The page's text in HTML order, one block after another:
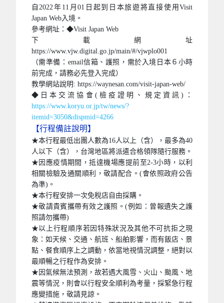
自2022年11月01日起到日本旅遊將直接使用Visit
Japan Web入境。
參考網址：◆Visit Japan Web
下載網址
https://www.vjw.digital.go.jp/main/#/vjwplo001
（需準備：email信箱、護照，需於入境日本６小時
前完成，請務必先登入完成）
教學網站說明: https://waynesan.com/visit-japan-web/
◆日本交流協會(檢疫證明、規定資訊)：
https://www.koryu.or.jp/tw/news/?
itemid=3050&dispmid=4266
【行程備註說明】
★本行程最低出團人數為16人以上（含），最多為40
人以下（含），台灣地區將派遣合格領隊隨行服務。
★因應疫情期間，抵達機場應提前至2-3小時，以利
相關檢驗及通關順利，敬請配合。(會依照政府公告
為準)。
★本行程安排一次免稅店自由採購。
★敬請貴賓攜帶有效之護照。(例如：曾報遺失之護
照請勿攜帶)
★以上行程順序若因特殊狀況及其他不可抗拒之現
象：如天候、交通、航班、船舶影響，而有飯店、景
點、餐食順序上之調動，依當地視情況調整，絕對以
最順暢之行程作為安排。
★因氣候無法預測，故若遇大風雪、火山、颱風、地
震等情況，則會以行程安全順利為考量，採緊急行程
應變措施，敬請見諒。